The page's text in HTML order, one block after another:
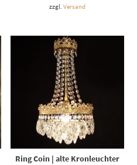
zzgl. Versand
Ring Coin | alte Kronleuchter